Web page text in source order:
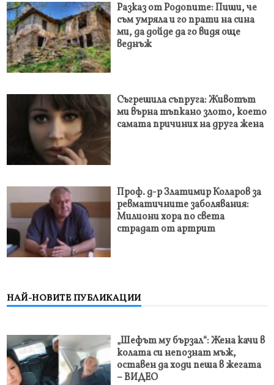
Разказ от Родопите: Пиши, че
съм умряла и го прати на сина
ми, да дойде да го видя още
веднъж
Съгрешила съпруга: Животът
ми върна тъпкано злото, което
самата причиних на друга жена
Проф. д-р Златимир Коларов за
ревматичните заболявания:
Милиони хора по света
страдат от артрит
НАЙ-НОВИТЕ ПУБЛИКАЦИИ
„Шефът му бързал“: Жена качи в
колата си непознат мъж,
оставен да ходи пеша в жегата
– ВИДЕО